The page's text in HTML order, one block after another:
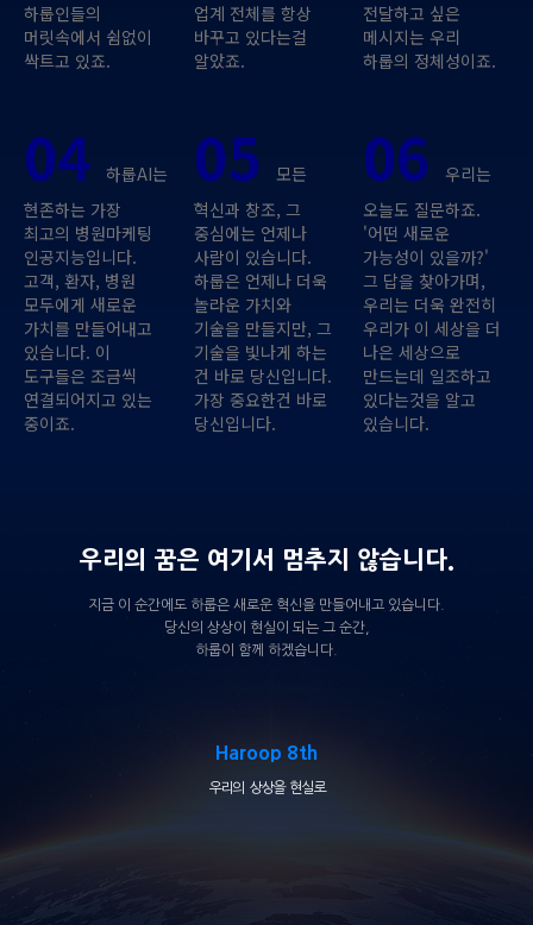
하룹인들의
머릿속에서 쉼없이
싹트고 있죠.
업계 전체를 항상
바꾸고 있다는걸
알았죠.
전달하고 싶은
메시지는 우리
하룹의 정체성이죠.
04
하룹AI는
현존하는 가장
최고의 병원마케팅
인공지능입니다.
고객, 환자, 병원
모두에게 새로운
가치를 만들어내고
있습니다. 이
도구들은 조금씩
연결되어지고 있는
중이죠.
05
모든
혁신과 창조, 그
중심에는 언제나
사람이 있습니다.
하룹은 언제나 더욱
놀라운 가치와
기술을 만들지만, 그
기술을 빛나게 하는
건 바로 당신입니다.
가장 중요한건 바로
당신입니다.
06우리는
오늘도 질문하죠.
'어떤 새로운
가능성이 있을까?'
그 답을 찾아가며,
우리는 더욱 완전히
우리가 이 세상을 더
나은 세상으로
만드는데 일조하고
있다는것을 알고
있습니다.
우리의 꿈은 여기서 멈추지 않습니다.
지금 이 순간에도 하룹은 새로운 혁신을 만들어내고 있습니다.
당신의 상상이 현실이 되는 그 순간,
하룹이 함께 하겠습니다.
Haroop 8th
우리의 상상을 현실로